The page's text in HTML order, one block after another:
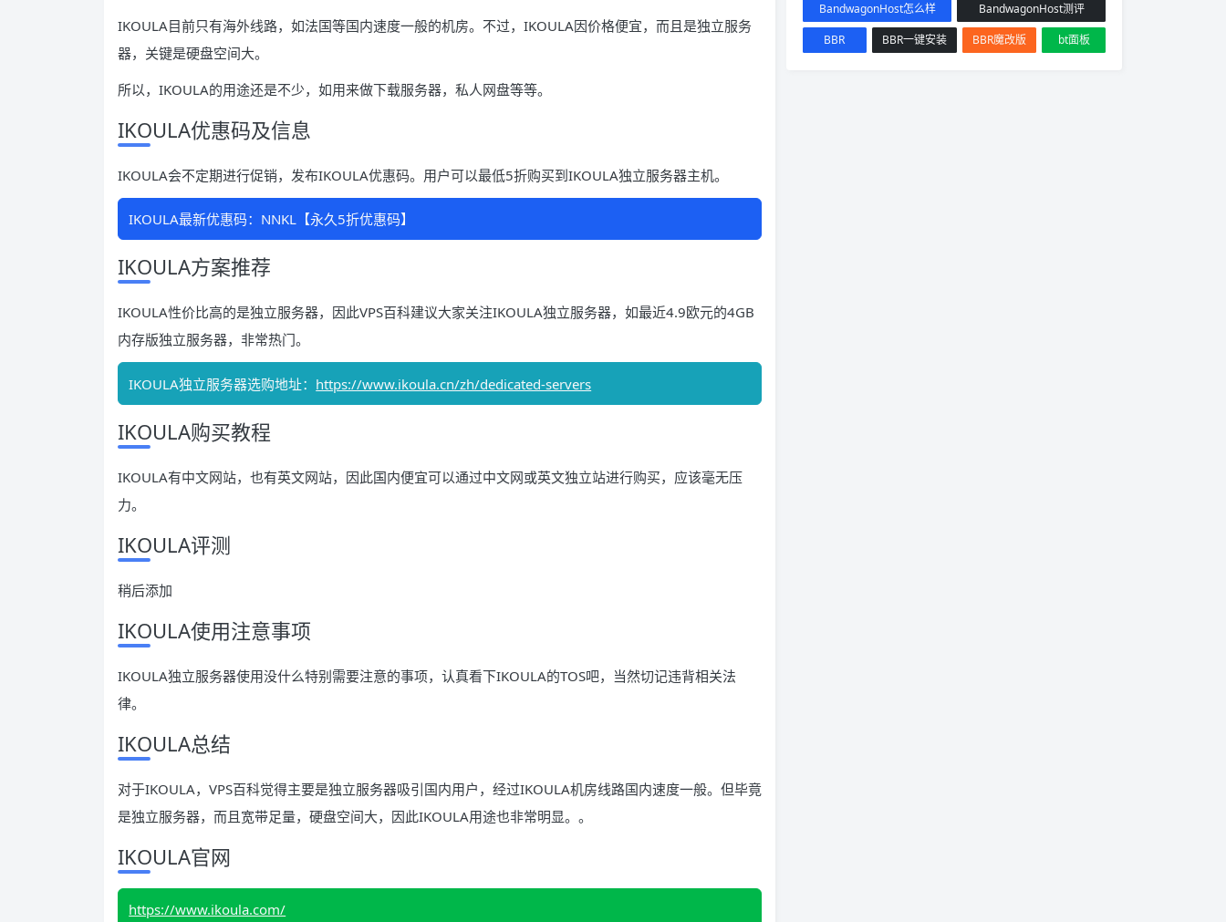
IKOULA目前只有海外线路，如法国等国内速度一般的机房。不过，IKOULA因价格便宜，而且是独立服务
器，关键是硬盘空间大。
所以，IKOULA的用途还是不少，如用来做下载服务器，私人网盘等等。
IKOULA优惠码及信息
IKOULA会不定期进行促销，发布IKOULA优惠码。用户可以最低5折购买到IKOULA独立服务器主机。
IKOULA最新优惠码：NNKL【永久5折优惠码】
IKOULA方案推荐
IKOULA性价比高的是独立服务器，因此VPS百科建议大家关注IKOULA独立服务器，如最近4.9欧元的4GB
内存版独立服务器，非常热门。
IKOULA独立服务器选购地址： https://www.ikoula.cn/zh/dedicated-servers
IKOULA购买教程
IKOULA有中文网站，也有英文网站，因此国内便宜可以通过中文网或英文独立站进行购买，应该毫无压
力。
IKOULA评测
稍后添加
IKOULA使用注意事项
IKOULA独立服务器使用没什么特别需要注意的事项，认真看下IKOULA的TOS吧，当然切记违背相关法
律。
IKOULA总结
对于IKOULA，VPS百科觉得主要是独立服务器吸引国内用户，经过IKOULA机房线路国内速度一般。但毕竟
是独立服务器，而且宽带足量，硬盘空间大，因此IKOULA用途也非常明显。。
IKOULA官网
https://www.ikoula.com/
BandwagonHost怎么样
BandwagonHost测评
BBR
BBR一键安装 BBR魔改版 bt面板